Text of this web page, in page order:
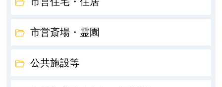
市営斎場・霊園
公共施設等